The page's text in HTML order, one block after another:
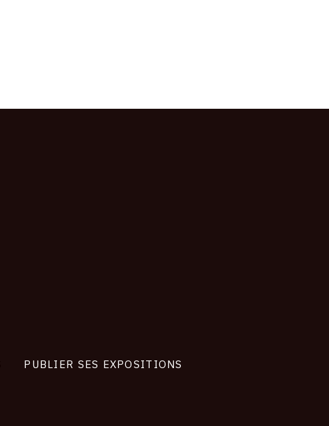
PUBLIER SES EXPOSITIONS